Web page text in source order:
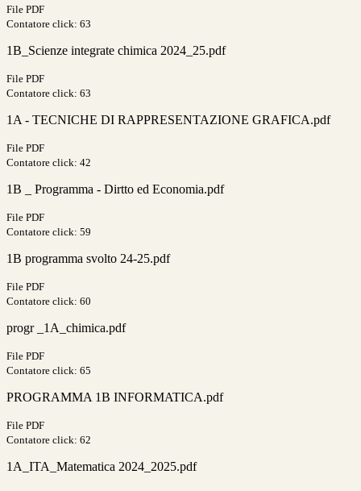
File PDF
Contatore click: 63
1B_Scienze integrate chimica 2024_25.pdf
File PDF
Contatore click: 63
1A - TECNICHE DI RAPPRESENTAZIONE GRAFICA.pdf
File PDF
Contatore click: 42
1B _ Programma - Dirtto ed Economia.pdf
File PDF
Contatore click: 59
1B programma svolto 24-25.pdf
File PDF
Contatore click: 60
progr _1A_chimica.pdf
File PDF
Contatore click: 65
PROGRAMMA 1B INFORMATICA.pdf
File PDF
Contatore click: 62
1A_ITA_Matematica 2024_2025.pdf